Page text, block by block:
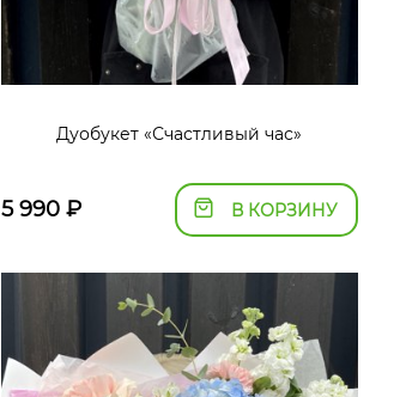
Дуобукет «Счастливый час»
5 990₽ В КОРЗИНУ